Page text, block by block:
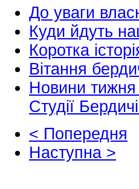
До уваги
Куди йдуть
Коротка
Вітання
Новини
Студії
< Попередня
Наступна >